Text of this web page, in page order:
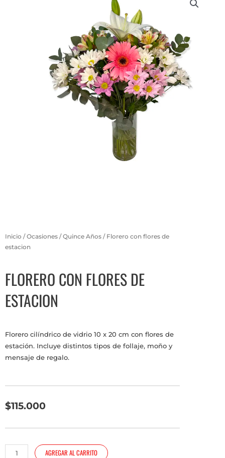
Inicio / Ocasiones / Quince Años / Florero con flores de
estacion
FLORERO CON FLORES DE
ESTACION
Florero cilíndrico de vidrio 10 x 20 cm con flores de
estación. Incluye distintos tipos de follaje, moño y
mensaje de regalo.
$115.000
Florero
AGREGAR AL CARRITO